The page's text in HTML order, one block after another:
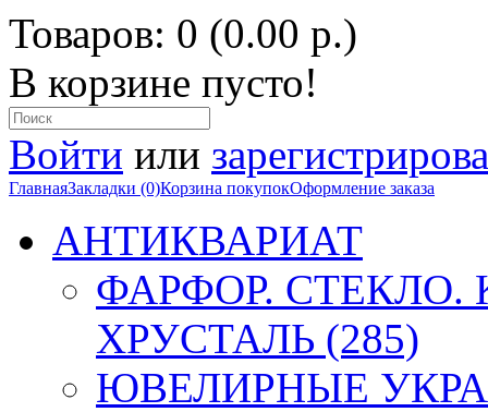
Товаров: 0 (0.00 р.)
В корзине пусто!
Войти или
ГлавнаяЗакладки (0)Корзина покупокОформление заказа
АНТИКВАРИАТ
ФАРФОР.
ХРУСТАЛЬ (285)
ЮВЕЛИРНЫЕ